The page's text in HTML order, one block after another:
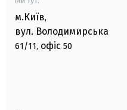
м.Київ,
вул. Володимирська
61/11, офіс 50